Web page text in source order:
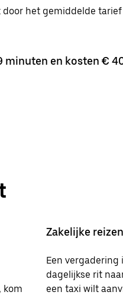
het gemiddelde
minuten en kosten €
kom
Zakelijke reizen
Een vergadering
dagelijkse rit
een taxi wilt